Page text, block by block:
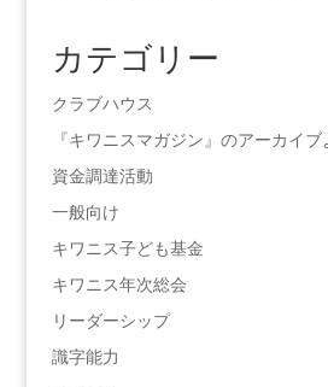
カテゴリー
クラブハウス
『キワニスマガジン』のアーカイブ
資金調達活動
一般向け
キワニス子ども基金
キワニス年次総会
リーダーシップ
識字能力